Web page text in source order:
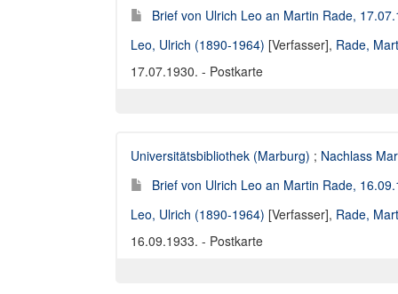
Brief von Ulrich Leo an Martin Rade,
Leo, Ulrich (1890-1964) [Verfasser], Rade,
17.07.1930. - Postkarte
Universitätsbibliothek (Marburg) ; Nachlass
Brief von Ulrich Leo an Martin Rade,
Leo, Ulrich (1890-1964) [Verfasser], Rade,
16.09.1933. - Postkarte